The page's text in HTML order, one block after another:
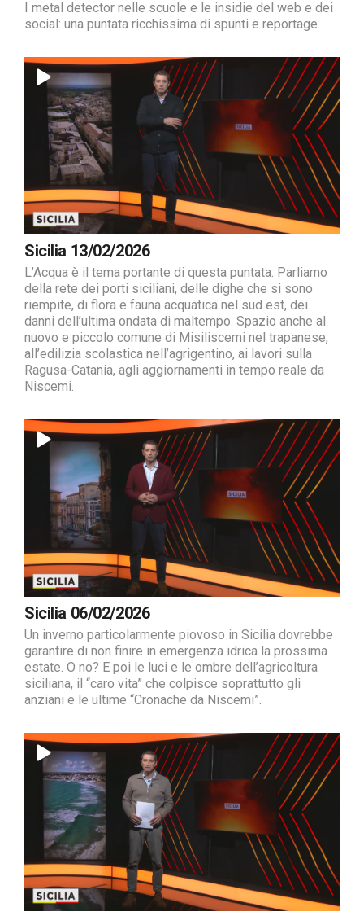
I metal detector nelle scuole e le insidie del web e dei
social: una puntata ricchissima di spunti e reportage.
Sicilia 13/02/2026
L’Acqua è il tema portante di questa puntata. Parliamo
della rete dei porti siciliani, delle dighe che si sono
riempite, di flora e fauna acquatica nel sud est, dei
danni dell’ultima ondata di maltempo. Spazio anche al
nuovo e piccolo comune di Misiliscemi nel trapanese,
all’edilizia scolastica nell’agrigentino, ai lavori sulla
Ragusa-Catania, agli aggiornamenti in tempo reale da
Niscemi.
Sicilia 06/02/2026
Un inverno particolarmente piovoso in Sicilia dovrebbe
garantire di non finire in emergenza idrica la prossima
estate. O no? E poi le luci e le ombre dell’agricoltura
siciliana, il “caro vita” che colpisce soprattutto gli
anziani e le ultime “Cronache da Niscemi”.